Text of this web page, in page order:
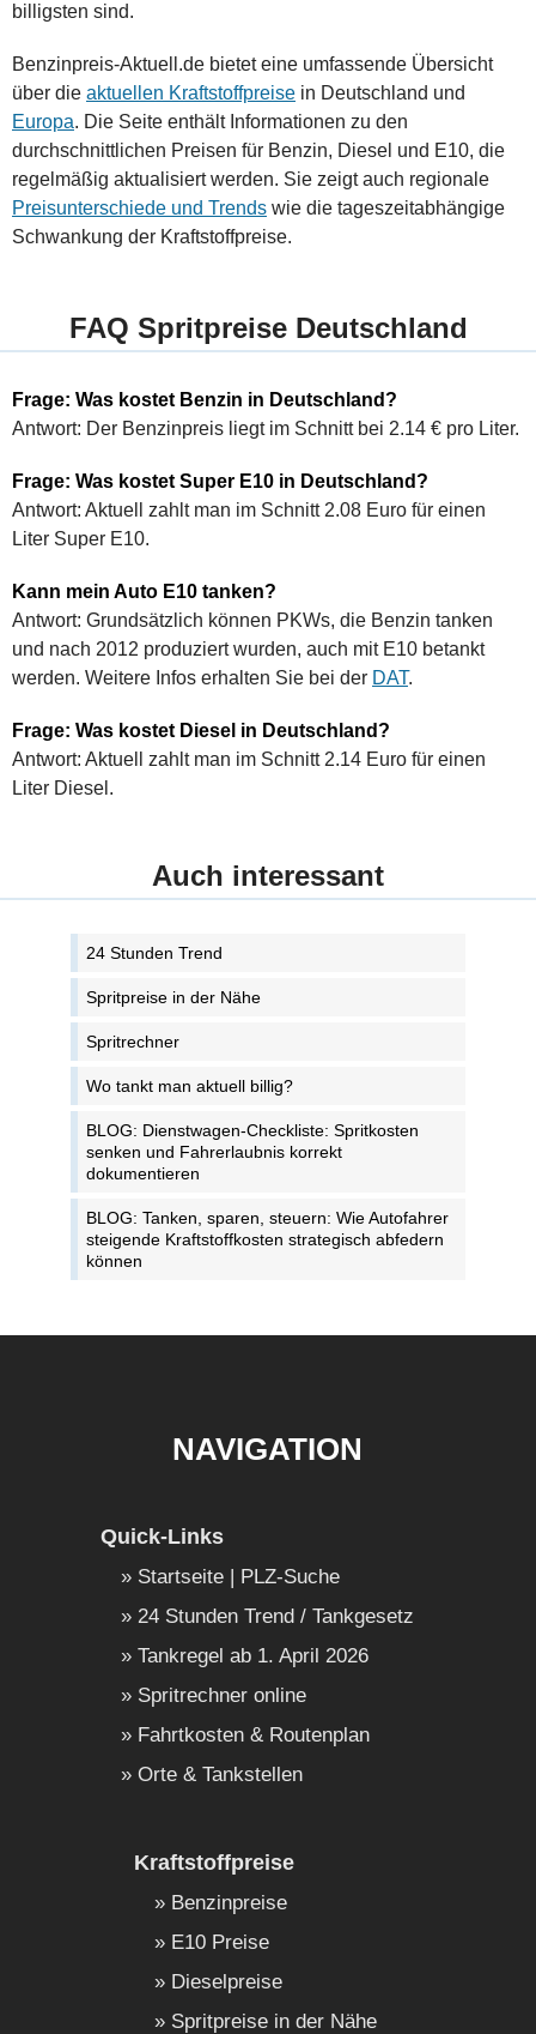
billigsten sind.
Benzinpreis-Aktuell.de bietet eine umfassende Übersicht
über die aktuellen Kraftstoffpreise in Deutschland und
Europa. Die Seite enthält Informationen zu den
durchschnittlichen Preisen für Benzin, Diesel und E10, die
regelmäßig aktualisiert werden. Sie zeigt auch regionale
Preisunterschiede und Trends wie die tageszeitabhängige
Schwankung der Kraftstoffpreise.
FAQ Spritpreise Deutschland
Frage: Was kostet Benzin in Deutschland?
Antwort: Der Benzinpreis liegt im Schnitt bei 2.14 € pro Liter.
Frage: Was kostet Super E10 in Deutschland?
Antwort: Aktuell zahlt man im Schnitt 2.08 Euro für einen
Liter Super E10.
Kann mein Auto E10 tanken?
Antwort: Grundsätzlich können PKWs, die Benzin tanken
und nach 2012 produziert wurden, auch mit E10 betankt
werden. Weitere Infos erhalten Sie bei der DAT.
Frage: Was kostet Diesel in Deutschland?
Antwort: Aktuell zahlt man im Schnitt 2.14 Euro für einen
Liter Diesel.
Auch interessant
24 Stunden Trend
Spritpreise in der Nähe
Spritrechner
Wo tankt man aktuell billig?
BLOG: Dienstwagen-Checkliste: Spritkosten
senken und Fahrerlaubnis korrekt
dokumentieren
BLOG: Tanken, sparen, steuern: Wie Autofahrer
steigende Kraftstoffkosten strategisch abfedern
können
NAVIGATION
Quick-Links
Startseite | PLZ-Suche
24 Stunden Trend / Tankgesetz
Tankregel ab 1. April 2026
Spritrechner online
Fahrtkosten & Routenplan
Orte & Tankstellen
Kraftstoffpreise
Benzinpreise
E10 Preise
Dieselpreise
Spritpreise in der Nähe